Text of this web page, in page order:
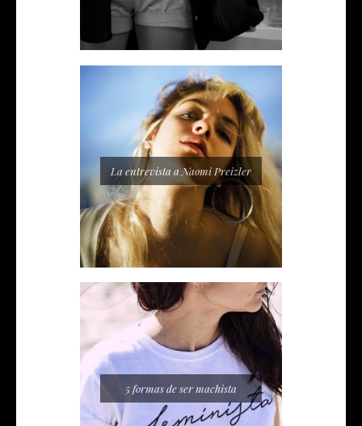
La entrevista a Naomi Preizler
5 formas de ser machista